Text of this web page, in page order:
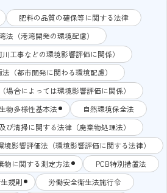
肥料の品質の確保等に関する法律
法（港湾開発の環境配慮）
工事などの環境影響評価に関係）
（都市開発に関わる環境配慮）
場合によっては環境影響評価に関係）
生物多様性基本法
自然環境保全法
び清掃に関する法律（廃棄物処理法）
境影響評価法（環境影響評価に関する法律）
物に関する測定方法
PCB特別措置法
規則
労働安全衛生法施行令